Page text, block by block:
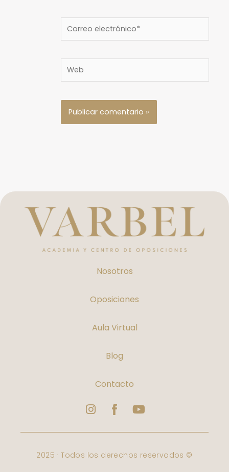
Web
Nosotros
Oposiciones
Aula Virtual
Blog
Contacto
Instagram
Logo
Facebook
Youtube
2025 · Todos los derechos reservados ©